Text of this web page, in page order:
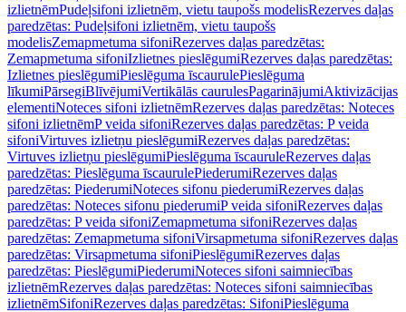
izlietnēmPudeļsifoni izlietnēm, vietu taupošs modelisRezerves daļas
paredzētas: Pudeļsifoni izlietnēm, vietu taupošs
modelisZemapmetuma sifoniRezerves daļas paredzētas:
Zemapmetuma sifoniIzlietnes pieslēgumiRezerves daļas paredzētas:
Izlietnes pieslēgumiPieslēguma īscaurulePieslēguma
līkumiPārsegiBlīvējumiVertikālās caurulesPagarinājumiAktivizācijas
elementiNoteces sifoni izlietnēmRezerves daļas paredzētas: Noteces
sifoni izlietnēmP veida sifoniRezerves daļas paredzētas: P veida
sifoniVirtuves izlietņu pieslēgumiRezerves daļas paredzētas:
Virtuves izlietņu pieslēgumiPieslēguma īscauruleRezerves daļas
paredzētas: Pieslēguma īscaurulePiederumiRezerves daļas
paredzētas: PiederumiNoteces sifonu piederumiRezerves daļas
paredzētas: Noteces sifonu piederumiP veida sifoniRezerves daļas
paredzētas: P veida sifoniZemapmetuma sifoniRezerves daļas
paredzētas: Zemapmetuma sifoniVirsapmetuma sifoniRezerves daļas
paredzētas: Virsapmetuma sifoniPieslēgumiRezerves daļas
paredzētas: PieslēgumiPiederumiNoteces sifoni saimniecības
izlietnēmRezerves daļas paredzētas: Noteces sifoni saimniecības
izlietnēmSifoniRezerves daļas paredzētas: SifoniPieslēguma